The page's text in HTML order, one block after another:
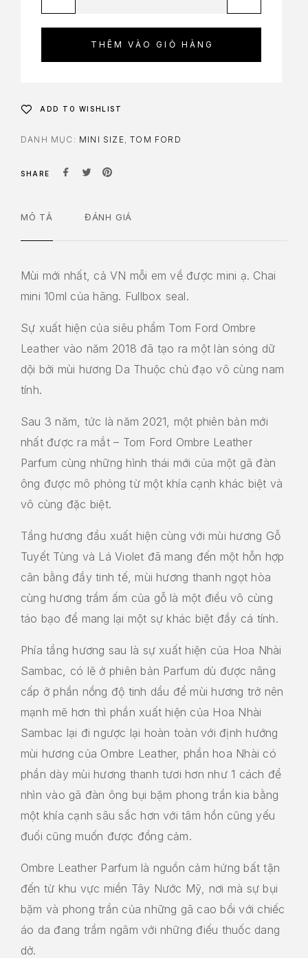
THÊM VÀO GIỎ HÀNG
ADD TO WISHLIST
DANH MỤC: MINI SIZE ,TOM FORD
SHARE
MÔ TẢ ĐÁNH GIÁ
Mùi mới nhất, cả VN mỗi em về được mini ạ. Chai
mini 10ml của hãng. Fullbox seal.
Sự xuất hiện của siêu phẩm Tom Ford Ombre
Leather vào năm 2018 đã tạo ra một làn sóng dữ
dội bởi mùi hương Da Thuộc chủ đạo vô cùng nam
tính.
Sau 3 năm, tức là năm 2021, một phiên bản mới
nhất được ra mắt – Tom Ford Ombre Leather
Parfum cùng những hình thái mới của một gã đàn
ông được mô phỏng từ một khía cạnh khác biệt và
vô cùng đặc biệt.
Tầng hương đầu xuất hiện cùng với mùi hương Gỗ
Tuyết Tùng và Lá Violet đã mang đến một hỗn hợp
cân bằng đầy tinh tế, mùi hương thanh ngọt hòa
cùng hương trầm ấm của gỗ là một điều vô cùng
táo bạo để mang lại một sự khác biệt đầy cá tính.
Phía tầng hương sau là sự xuất hiện của Hoa Nhài
Sambac, có lẽ ở phiên bản Parfum dù được nâng
cấp ở phần nồng độ tinh dầu để mùi hương trở nên
mạnh mẽ hơn thì phần xuất hiện của Hoa Nhài
Sambac lại đi ngược lại hoàn toàn với định hướng
mùi hương của Ombre Leather, phần hoa Nhài có
phần dày mùi hương thanh tươi hơn như 1 cách để
nhìn vào gã đàn ông bụi bặm phong trần kia bằng
một khía cạnh sâu sắc hơn với tâm hồn cũng yếu
đuối cũng muốn được đồng cảm.
Ombre Leather Parfum là nguồn cảm hứng bất tận
đến từ khu vực miền Tây Nước Mỹ, nơi mà sự bụi
bặm và phong trần của những gã cao bồi với chiếc
áo da đang trầm ngâm với những điếu thuốc dang
dở.